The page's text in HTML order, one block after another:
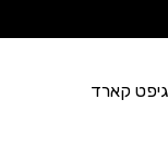
גיפט קארד